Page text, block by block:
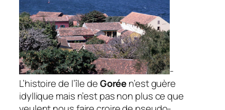
-
L’histoire de l’île deGoréen’est guère
idyllique mais n’est pas non plus ce que